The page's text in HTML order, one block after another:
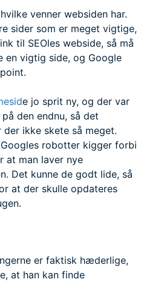
venner websiden har.
sider som er meget vigtige,
til SEOles webside, så må
vigtig side, og Google
e jo sprit ny, og der var
den endnu, så det
ikke skete så meget.
robotter kigger forbi
at man laver nye
Det kunne de godt lide, så
at der skulle opdateres
er faktisk hæderlige,
at han kan finde